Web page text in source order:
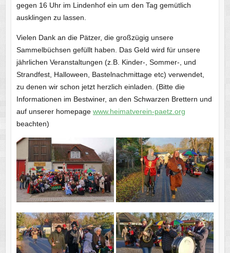
gegen 16 Uhr im Lindenhof ein um den Tag gemütlich
ausklingen zu lassen.
Vielen Dank an die Pätzer, die großzügig unsere
Sammelbüchsen gefüllt haben. Das Geld wird für unsere
jährlichen Veranstaltungen (z.B. Kinder-, Sommer-, und
Strandfest, Halloween, Bastelnachmittage etc) verwendet,
zu denen wir schon jetzt herzlich einladen. (Bitte die
Informationen im Bestwiner, an den Schwarzen Brettern und
auf unserer homepage www.heimatverein-paetz.org
beachten)